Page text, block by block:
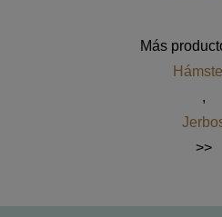
Más
,
>>